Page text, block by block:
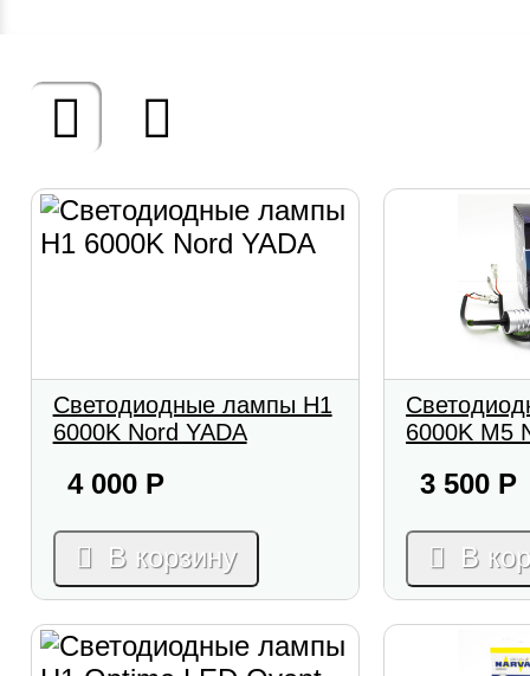
Светодиодные лампы H1
6000K Nord YADA
4 000 Р
В корзину
6000K M5
3 500 Р
В